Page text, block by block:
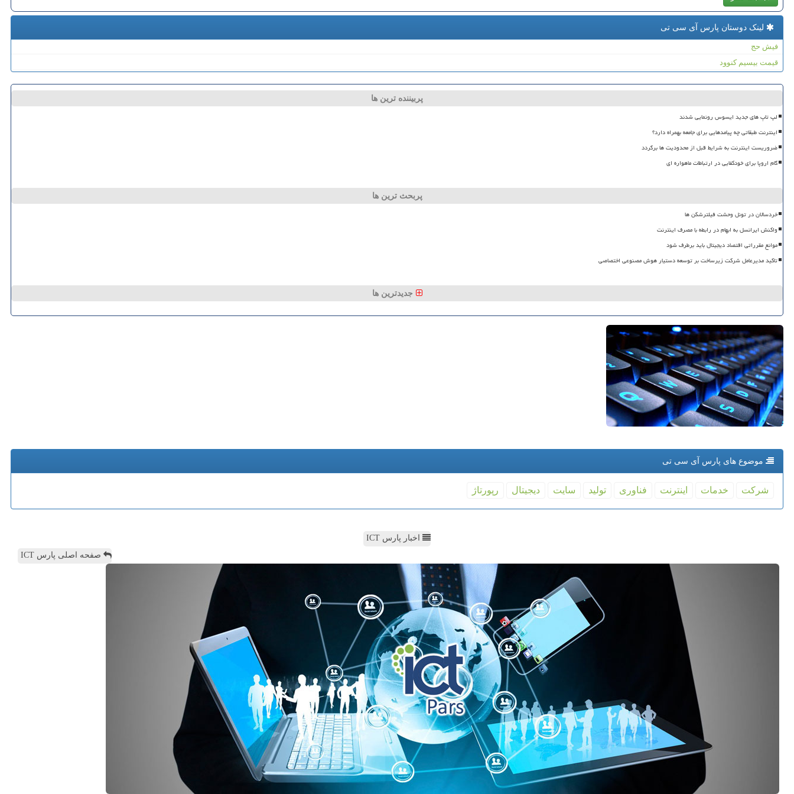
لینک دوستان پارس آی سی تی
فیش حج
قیمت بیسیم کنوود
پربیننده ترین ها
لپ تاپ های جدید ایسوس رونمایی شدند
اینترنت طبقاتی چه پیامدهایی برای جامعه بهمراه دارد؟
ضروریست اینترنت به شرایط قبل از محدودیت ها برگردد
گام اروپا برای خودکفایی در ارتباطات ماهواره ای
پربحث ترین ها
خردسالان در تونل وحشت فیلترشکن ها
واکنش ایرانسل به ابهام در رابطه با مصرف اینترنت
موانع مقرراتی اقتصاد دیجیتال باید برطرف شود
تاکید مدیرعامل شرکت زیرساخت بر توسعه دستیار هوش مصنوعی اختصاصی
جدیدترین ها
موضوع های پارس آی سی تی
شركت خدمات اینترنت فناوری تولید سایت دیجیتال رپورتاژ
اخبار پارس ICT
صفحه اصلی پارس ICT